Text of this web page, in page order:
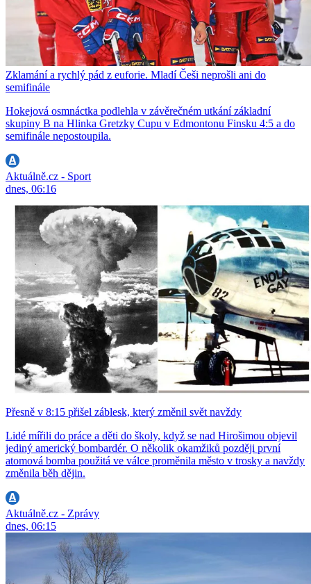
Zklamání a rychlý pád z euforie. Mladí Češi neprošli ani do
semifinále
Hokejová osmnáctka podlehla v závěrečném utkání základní
skupiny B na Hlinka Gretzky Cupu v Edmontonu Finsku 4:5 a do
semifinále nepostoupila.
Aktuálně.cz - Sport
dnes, 06:16
Přesně v 8:15 přišel záblesk, který změnil svět navždy
Lidé mířili do práce a děti do školy, když se nad Hirošimou objevil
jediný americký bombardér. O několik okamžiků později první
atomová bomba použitá ve válce proměnila město v trosky a navždy
změnila běh dějin.
Aktuálně.cz - Zprávy
dnes, 06:15